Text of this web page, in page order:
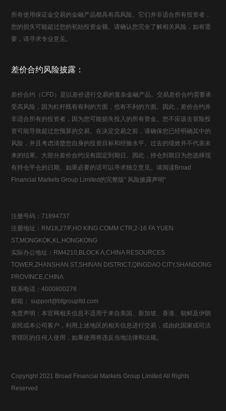
所有使用保证金交易的金融产品都具有高风险。它们并非适合所有投资者，
您的损失可能超过您的初始投资金额。请确认您完全了解相关风险，如有需
要，请寻求专业意见。
差价合约风险披露：
差价合约（CFD）是以差价进行交易的复杂金融产品。交易差价合约需要承
受高风险，因为杠杆既有有利的方面，也有不利的方面。因此，差价合约并
非适合所有的投资者，因为您可能损失投入的所有资金。您不应该去冒险投
资可能导致超过您预算的交易。在决定交易之前，请确保您已经明确其中的
风险，并且考虑清楚您自身的投资目标和经验水平。过去的绩效并不代表未
来的结果。大部分差价合约没有固定到期日。因此，持仓到期日为您选择现
有持仓平仓的日期。如果必要的话可以寻求独立意见。请阅读Broad
Financial Markets Group Limited的完整版“ 风险披露声明“
注册号码：71894737
注册地址：RM18,27/F,HO KING COMM CTR,2-16 FA YUEN
ST,MONGKOK,KL,HONGKONG
实际办公地址：RM4210,BLOCK A,CHINA RESOURCES
TOWER,ZHANSHAN ST,SHINAN DISTRICT,QINGDAO CITY,SHANDONG
PROVINCE,CHINA
联系电话：4000800278
邮箱： support@bfgroupltd.com
免责声明：本官网相关信息不适用于来自美国、新加坡、香港、朝鲜及伊朗
居民或本公司客户，利用上述地区的相关信息进行交易，或由此国家或司法
管辖区的任何人使用，如果使用将违反当地法律和法规。
Copyright 2021 Broad Financial Markets Group Limited All Rights
Reserved